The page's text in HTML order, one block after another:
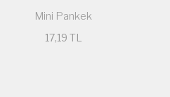
Mini Pankek
17,19 TL